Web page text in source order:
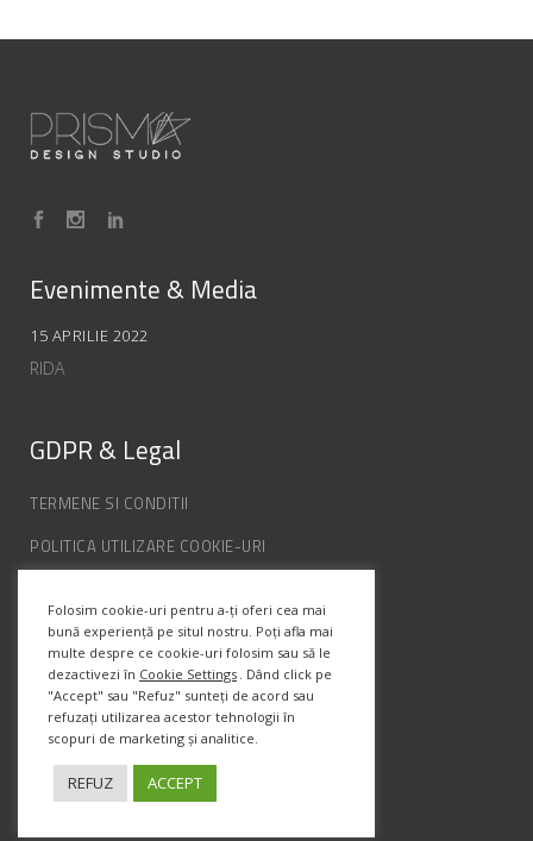
Evenimente & Media
15 APRILIE 2022
RIDA
GDPR & Legal
TERMENE SI CONDITII
POLITICA UTILIZARE COOKIE-URI
ANPC
Info Contact
Str. Semenic, Nr.1, Ap.5, Timisoara.
Telefon:(+4) 0747 066 701
Folosim cookie-uri pentru a-ți oferi cea mai
bună experiență pe situl nostru. Poți afla mai
multe despre ce cookie-uri folosim sau să le
dezactivezi în Cookie Settings . Dând click pe
"Accept" sau "Refuz" sunteți de acord sau
refuzați utilizarea acestor tehnologii în
scopuri de marketing și analitice.
REFUZ ACCEPT